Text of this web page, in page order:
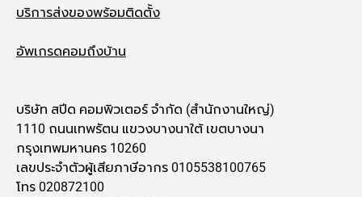
บริการส่งของพร้อมติดตั้ง
อัพเกรดคอมถึงบ้าน
บริษัท สปีด คอมพิวเตอร์ จำกัด (สำนักงานใหญ่)
1110 ถนนเทพรัตน แขวงบางนาใต้ เขตบางนา
กรุงเทพมหานคร 10260
เลขประจำตัวผู้เสียภาษีอากร 0105538100765
โทร 020872100